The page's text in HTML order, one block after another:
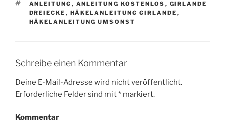
SCHLAGWÖRTER
ANLEITUNG , ANLEITUNG KOSTENLOS , GIRLANDE
DREIECKE , HÄKELANLEITUNG GIRLANDE ,
HÄKELANLEITUNG UMSONST
Schreibe einen Kommentar
Deine E-Mail-Adresse wird nicht veröffentlicht.
Erforderliche Felder sind mit* markiert.
Kommentar